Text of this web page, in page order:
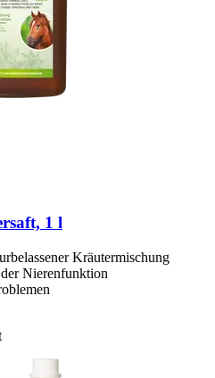
1 l
Kräutermischung
Nierenfunktion